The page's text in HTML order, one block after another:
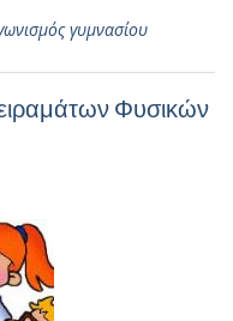
γυμνασίου
Φυσικών